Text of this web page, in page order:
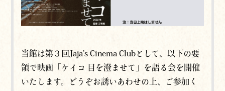
当館は第３回Jaja’s Cinema Clubとして、以下の要
領で映画「ケイコ 目を澄ませて」を語る会を開催
いたします。どうぞお誘いあわせの上、ご参加く